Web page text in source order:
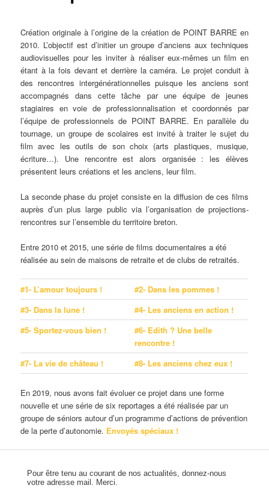
Création originale à l’origine de la création de POINT BARRE en
2010. L’objectif est d’initier un groupe d’anciens aux techniques
audiovisuelles pour les inviter à réaliser eux-mêmes un film en
étant à la fois devant et derrière la caméra. Le projet conduit à
des rencontres intergénérationnelles puisque les anciens sont
accompagnés dans cette tâche par une équipe de jeunes
stagiaires en voie de professionnalisation et coordonnés par
l’équipe de professionnels de POINT BARRE. En parallèle du
tournage, un groupe de scolaires est invité à traiter le sujet du
film avec les outils de son choix (arts plastiques, musique,
écriture…). Une rencontre est alors organisée : les élèves
présentent leurs créations et les anciens, leur film.
La seconde phase du projet consiste en la diffusion de ces films
auprès d’un plus large public via l’organisation de projections-
rencontres sur l’ensemble du territoire breton.
Entre 2010 et 2015, une série de films documentaires a été
réalisée au sein de maisons de retraite et de clubs de retraités.
#1- L’amour toujours !
#2- Dans les pommes !
#3- Dans la lune !
#4- Les anciens en action !
#5- Sportez-vous bien !
#6- Edith ? Une belle
rencontre !
#7- La vie de château !
#8- Les anciens chez eux !
En 2019, nous avons fait évoluer ce projet dans une forme
nouvelle et une série de six reportages a été réalisée par un
groupe de séniors autour d’un programme d’actions de prévention
de la perte d’autonomie. Envoyés spéciaux !
Pour être tenu au courant de nos actualités, donnez-nous
votre adresse mail. Merci.